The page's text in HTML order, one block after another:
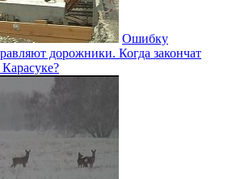
Ошибку
дорожники. Когда закончат